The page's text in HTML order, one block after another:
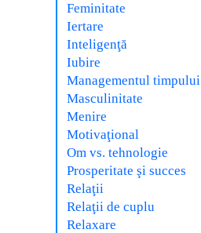
Feminitate
Iertare
Inteligenţă
Iubire
Managementul timpului
Masculinitate
Menire
Motivaţional
Om vs. tehnologie
Prosperitate şi succes
Relaţii
Relaţii de cuplu
Relaxare